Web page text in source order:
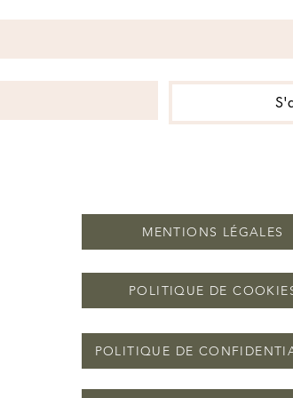
MENTIONS LÉGALES
POLITIQUE DE
POLITIQUE DE